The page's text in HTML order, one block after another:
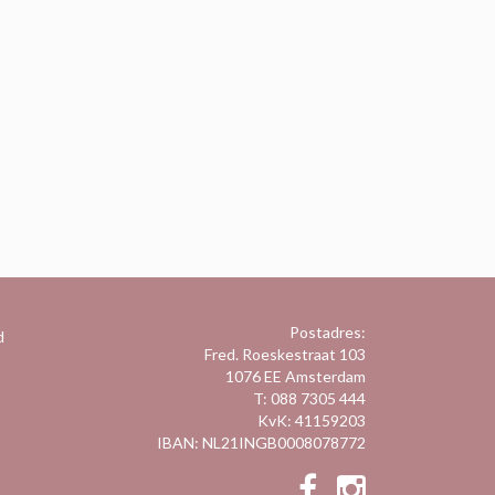
Postadres:
Fred. Roeskestraat 103
1076 EE Amsterdam
T: 088 7305 444
KvK: 41159203
IBAN: NL21INGB0008078772